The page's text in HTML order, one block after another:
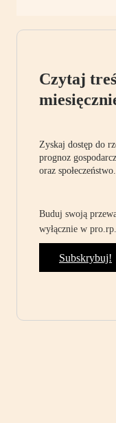
Czytaj
Zyskaj dostęp do
prognoz
oraz społeczeństwo.
Buduj swoją
wyłącznie w
Subskrybuj!